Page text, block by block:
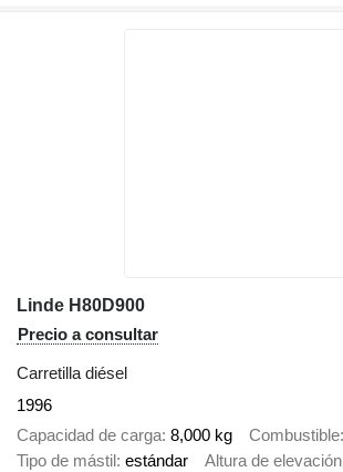
Linde H80D900
Precio a consultar
Carretilla diésel
1996
Capacidad de carga 8,000 kg Combustible
Tipo de mástil estándar Altura de elevación